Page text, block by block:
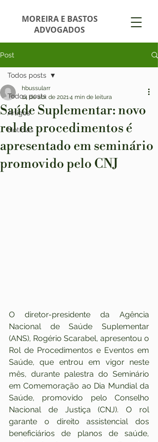
MOREIRA E BASTOS
ADVOGADOS
Post
Todos posts
Artigos
Notícias
Todos posts
Saúde Suplementar: novo
rol de procedimentos é
apresentado em seminário
promovido pelo CNJ
hbussularr
14 de abr. de 20214 min de leitura
O diretor-presidente da Agência
Nacional de Saúde Suplementar
(ANS), Rogério Scarabel, apresentou o
Rol de Procedimentos e Eventos em
Saúde, que entrou em vigor neste
mês, durante palestra do Seminário
em Comemoração ao Dia Mundial da
Saúde, promovido pelo Conselho
Nacional de Justiça (CNJ). O rol
garante o direito assistencial dos
beneficiários de planos de saúde,